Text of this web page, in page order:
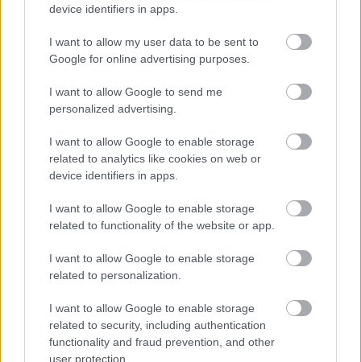
device identifiers in apps.
I want to allow my user data to be sent to
Google for online advertising purposes.
I want to allow Google to send me
personalized advertising.
I want to allow Google to enable storage
related to analytics like cookies on web or
device identifiers in apps.
I want to allow Google to enable storage
related to functionality of the website or app.
I want to allow Google to enable storage
related to personalization.
I want to allow Google to enable storage
related to security, including authentication
functionality and fraud prevention, and other
user protection.
Teraz komentarze są domyślnie ukryte, aby poprawić
„Zobacz komentarze”, aby je wyświetlić i dołączyć do
dyskusji.
Zobacz komentarze
NASTĘPNY ARTYKUŁ
2026-07-09 12:47
Hitowy powrót do Błękitnych! „Bieniu”
Asseco Resovia| Developres Rzeszów |ITA TOOLS Stal Mielec
Cellfast Wilki Krosno|Texom Stal Rzeszów|Stal Mielec
Motor Lublin|Stal Rzeszów| Stal Stalowa Wola|Wisła Kraków